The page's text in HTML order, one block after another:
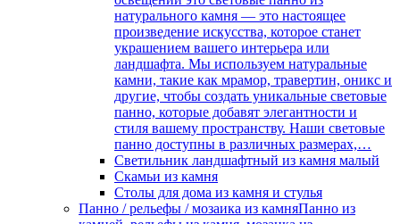
натурального камня — это настоящее
произведение искусства, которое станет
украшением вашего интерьера или
ландшафта. Мы используем натуральные
камни, такие как мрамор, травертин, оникс и
другие, чтобы создать уникальные световые
панно, которые добавят элегантности и
стиля вашему пространству. Наши световые
панно доступны в различных размерах,…
Светильник ландшафтный из камня малый
Скамьи из камня
Столы для дома из камня и стулья
Панно / рельефы / мозаика из камняПанно из